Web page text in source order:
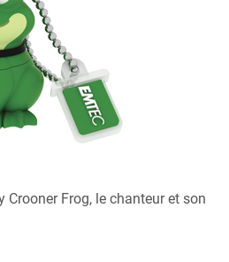
Crooner Frog, le chanteur et son